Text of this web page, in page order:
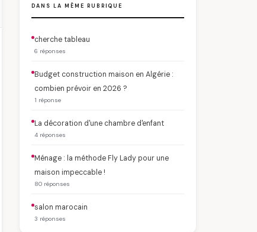
DANS LA MÊME RUBRIQUE
cherche tableau
6 réponses
Budget construction maison en Algérie :
combien prévoir en 2026 ?
1 réponse
La décoration d'une chambre d'enfant
4 réponses
Ménage : la méthode Fly Lady pour une
maison impeccable !
80 réponses
salon marocain
3 réponses